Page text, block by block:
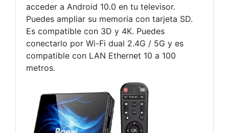
acceder a Android 10.0 en tu televisor.
Puedes ampliar su memoria con tarjeta SD.
Es compatible con 3D y 4K. Puedes
conectarlo por Wi-Fi dual 2.4G / 5G y es
compatible con LAN Ethernet 10 a 100
metros.